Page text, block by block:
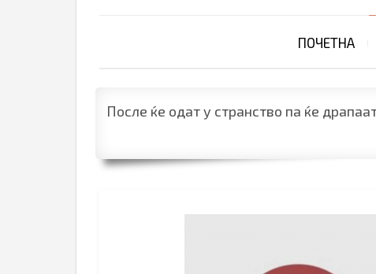
ПОЧЕТНА
После ќе одат у странство па ќе